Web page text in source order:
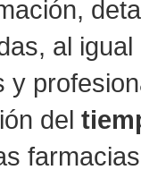
al
y
del